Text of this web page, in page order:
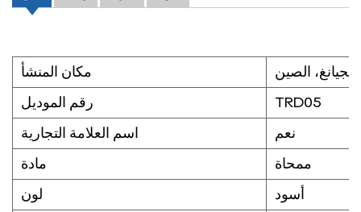
مكان المنشأ الصين
رقم الموديل TRD05
اسم العلامة التجارية نعم
مادة ممحاة
لون أسود